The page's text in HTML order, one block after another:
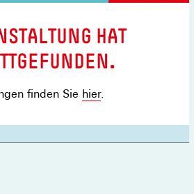
HAT
finden Sie hier.